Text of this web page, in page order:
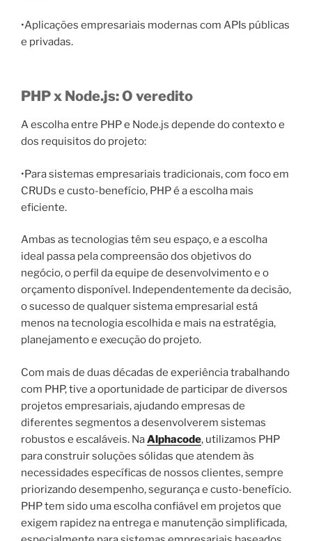
•Aplicações empresariais modernas com APIs públicas
e privadas.
PHP x Node.js: O veredito
A escolha entre PHP e Node.js depende do contexto e
dos requisitos do projeto:
•Para sistemas empresariais tradicionais, com foco em
CRUDs e custo-benefício, PHP é a escolha mais
eficiente.
Ambas as tecnologias têm seu espaço, e a escolha
ideal passa pela compreensão dos objetivos do
negócio, o perfil da equipe de desenvolvimento e o
orçamento disponível. Independentemente da decisão,
o sucesso de qualquer sistema empresarial está
menos na tecnologia escolhida e mais na estratégia,
planejamento e execução do projeto.
Com mais de duas décadas de experiência trabalhando
com PHP, tive a oportunidade de participar de diversos
projetos empresariais, ajudando empresas de
diferentes segmentos a desenvolverem sistemas
robustos e escaláveis. NaAlphacode, utilizamos PHP
para construir soluções sólidas que atendem às
necessidades específicas de nossos clientes, sempre
priorizando desempenho, segurança e custo-benefício.
PHP tem sido uma escolha confiável em projetos que
exigem rapidez na entrega e manutenção simplificada,